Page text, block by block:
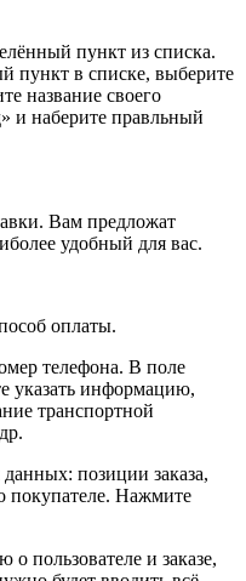
пункт из списка.
пункт в списке, выберите
название своего
и наберите правльный
Вам предложат
удобный для вас.
оплаты.
телефона. В поле
указать информацию,
транспортной
позиции заказа,
покупателе. Нажмите
пользователе и заказе,